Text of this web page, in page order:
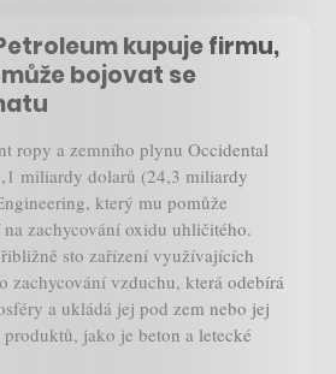
kupuje firmu,
bojovat se
ropy a zemního plynu Occidental
miliardy dolarů (24,3 miliardy
který mu pomůže
zachycování oxidu uhličitého.
sto zařízení využívajících
zachycování vzduchu, která odebírá
a ukládá jej pod zem nebo jej
jako je beton a letecké